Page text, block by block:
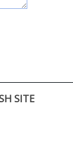
SITE